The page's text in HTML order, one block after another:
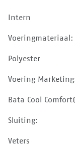
Intern
Voeringmateriaal:
Polyester
Voering
Bata Cool
Sluiting:
Veters